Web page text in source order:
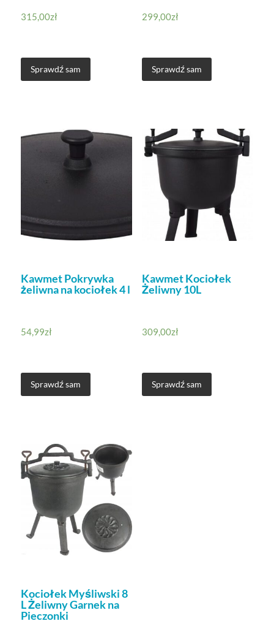
315,00zł
Sprawdź sam
299,00zł
Sprawdź sam
Kawmet Pokrywka
żeliwna na kociołek 4 l
54,99zł
Sprawdź sam
Kawmet Kociołek
Żeliwny 10L
309,00zł
Sprawdź sam
Kociołek Myśliwski 8
L Żeliwny Garnek na
Pieczonki